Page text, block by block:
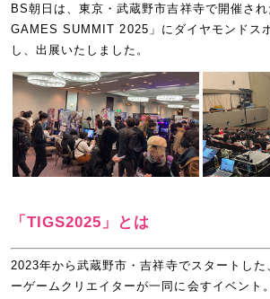
BS朝日は、東京・武蔵野市吉祥寺で開催さ
GAMES SUMMIT 2025」にダイヤモンドス
し、出展いたしました。
「TIGS2025」とは
2023年から武蔵野市・吉祥寺でスタートした
ーゲームクリエイターが一同に会すイベント。